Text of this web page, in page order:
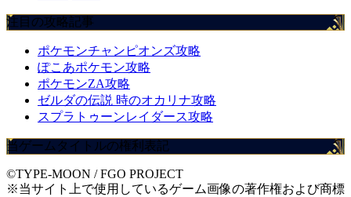
注目の攻略記事
ポケモンチャンピオンズ攻略
ぽこあポケモン攻略
ポケモンZA攻略
ゼルダの伝説 時のオカリナ攻略
スプラトゥーンレイダース攻略
当ゲームタイトルの権利表記
©TYPE-MOON / FGO PROJECT
※当サイト上で使用しているゲーム画像の著作権および商標